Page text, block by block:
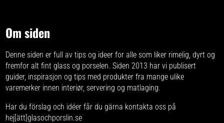
Om siden
Denne siden er full av tips og ideer for alle som liker rimelig, dyrt og
fremfor alt fint glass og porselen. Siden 2013 har vi publisert
guider, inspirasjon og tips med produkter fra mange ulike
varemerker innen interiør, servering og matlaging.
Har du förslag och idéer får du gärna kontakta oss på
hej[ätt]glasochporslin.se